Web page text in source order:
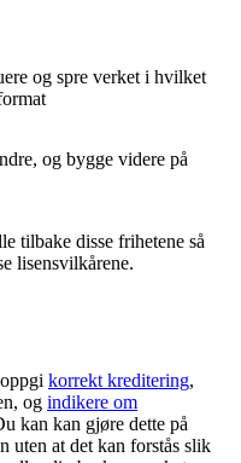
og spre verket i hvilket
og bygge videre på
tilbake disse frihetene så
lisensvilkårene.
korrekt kreditering,
og indikere om
kan kan gjøre dette på
uten at det kan forstås slik